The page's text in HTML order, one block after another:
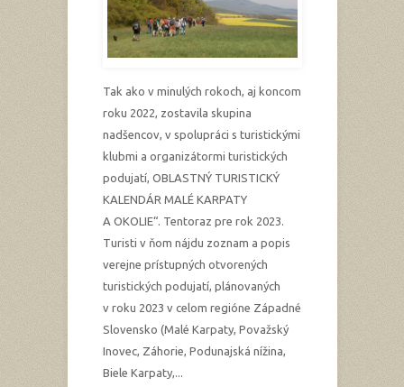
Tak ako v minulých rokoch, aj koncom
roku 2022, zostavila skupina
nadšencov, v spolupráci s turistickými
klubmi a organizátormi turistických
podujatí, OBLASTNÝ TURISTICKÝ
KALENDÁR MALÉ KARPATY
A OKOLIE“. Tentoraz pre rok 2023.
Turisti v ňom nájdu zoznam a popis
verejne prístupných otvorených
turistických podujatí, plánovaných
v roku 2023 v celom regióne Západné
Slovensko (Malé Karpaty, Považský
Inovec, Záhorie, Podunajská nížina,
Biele Karpaty,...